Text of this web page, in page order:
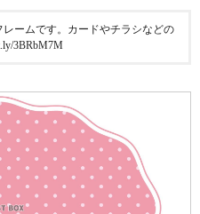
ームです。カードやチラシなどの
3BRbM7M